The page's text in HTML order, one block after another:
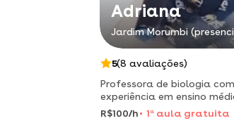
Adriana
Jardim Morumbi
5(8 avaliações)
Professora de biologia
experiência em ensino
oferece serviço de aulas
remota ou presencial.
R$100/h 1 a aula gratuita